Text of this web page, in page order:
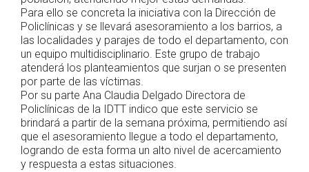
Para ello se concreta la iniciativa con la Dirección de
Policlínicas y se llevará asesoramiento a los barrios, a
las localidades y parajes de todo el departamento, con
un equipo multidisciplinario. Este grupo de trabajo
atenderá los planteamientos que surjan o se presenten
por parte de las víctimas.
Por su parte Ana Claudia Delgado Directora de
Policlínicas de la IDTT indico que este servicio se
brindará a partir de la semana próxima, permitiendo así
que el asesoramiento llegue a todo el departamento,
logrando de esta forma un alto nivel de acercamiento
y respuesta a estas situaciones.